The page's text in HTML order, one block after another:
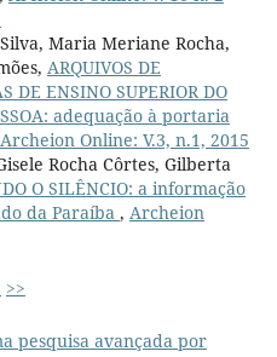
Maria Meriane Rocha,
ARQUIVOS DE
DE ENSINO SUPERIOR DO
adequação à portaria
Archeion Online: V.3, n.1, 2015
Rocha Côrtes, Gilberta
O SILÊNCIO: a informação
da Paraíba , Archeion
>>
pesquisa avançada por